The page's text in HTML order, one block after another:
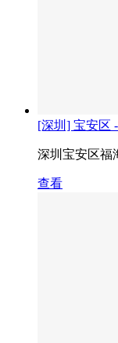
[深圳] 宝安区
深圳宝安区福
查看